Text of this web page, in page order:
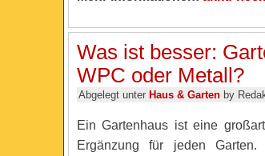
Was ist besser:
WPC oder Metall?
Abgelegt unter Haus & Gartenby
Ein Gartenhaus ist eine
Ergänzung für jeden Garten.